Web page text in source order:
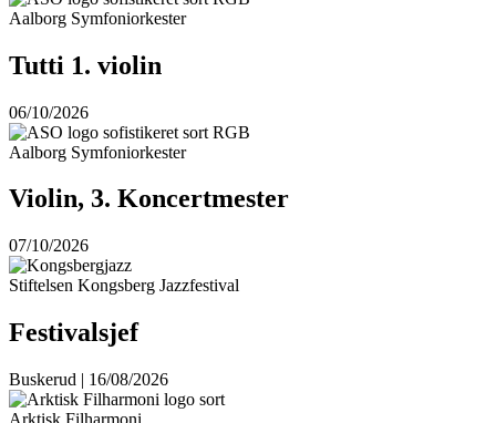
Aalborg Symfoniorkester
Tutti 1. violin
06/10/2026
Aalborg Symfoniorkester
Violin, 3. Koncertmester
07/10/2026
Stiftelsen Kongsberg Jazzfestival
Festivalsjef
Buskerud | 16/08/2026